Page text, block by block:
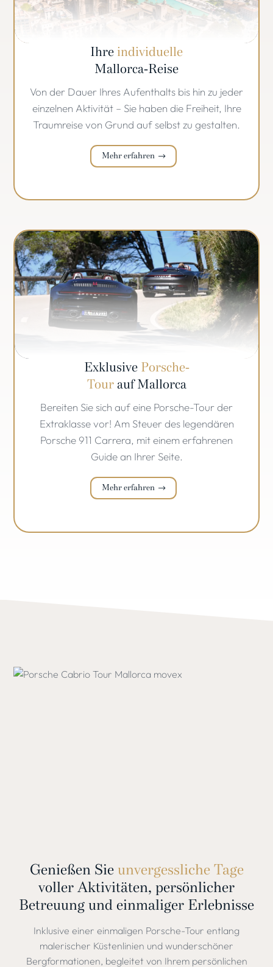
Ihreindividuelle
Mallorca-Reise
Von der Dauer Ihres Aufenthalts bis hin zu jeder
einzelnen Aktivität – Sie haben die Freiheit, Ihre
Traumreise von Grund auf selbst zu gestalten.
Mehr erfahren
Exklusive Porsche-
Tourauf Mallorca
Bereiten Sie sich auf eine Porsche-Tour der
Extraklasse vor! Am Steuer des legendären
Porsche 911 Carrera, mit einem erfahrenen
Guide an Ihrer Seite.
Mehr erfahren
Genießen Sie unvergessliche Tage
voller Aktivitäten, persönlicher
Betreuung und einmaliger Erlebnisse
Inklusive einer einmaligen Porsche-Tour entlang
malerischer Küstenlinien und wunderschöner
Bergformationen, begleitet von Ihrem persönlichen